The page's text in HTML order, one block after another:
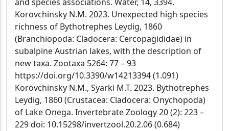
and species associations. Water, 14, 3394.
Korovchinsky N.M. 2023. Unexpected high species
richness of Bythotrephes Leydig, 1860
(Branchiopoda: Cladocera: Cercopagididae) in
subalpine Austrian lakes, with the description of
new taxa. Zootaxa 5264: 77 – 93
https://doi.org/10.3390/w14213394 (1.091)
Korovchinsky N.M., Syarki M.T. 2023. Bythotrephes
Leydig, 1860 (Crustacea: Cladocera: Onychopoda)
of Lake Onega. Invertebrate Zoology 20 (2): 223 –
229 doi: 10.15298/invertzool.20.2.06 (0.684)